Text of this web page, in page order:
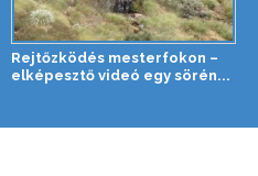
Rejtőzködés mesterfokon –
elképesztő videó egy sörén...